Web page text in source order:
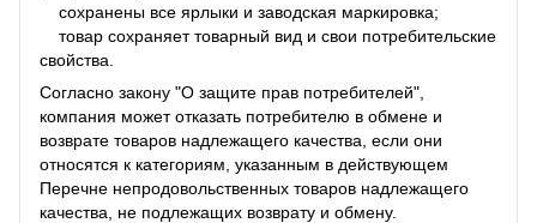
сохранены все ярлыки и заводская маркировка;
товар сохраняет товарный вид и свои потребительские
свойства.
Согласно закону "О защите прав потребителей",
компания может отказать потребителю в обмене и
возврате товаров надлежащего качества, если они
относятся к категориям, указанным в действующем
Перечне непродовольственных товаров надлежащего
качества, не подлежащих возврату и обмену.